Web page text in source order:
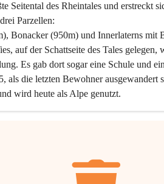
Seitental des Rheintales und erstreckt
Parzellen:
Bonacker (950m) und Innerlaterns mit
auf der Schattseite des Tales gelegen,
Es gab dort sogar eine Schule und
als die letzten Bewohner ausgewandert
wird heute als Alpe genutzt.